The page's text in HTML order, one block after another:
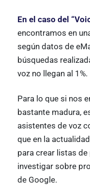
En el caso del
encontramos en
según datos de
búsquedas
voz no llegan al 1%.
Para lo que si nos
bastante madura,
asistentes de voz
que en la
para crear listas
investigar sobre
de Google.